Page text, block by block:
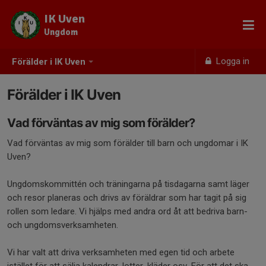
Förälder i IK Uven Logga in
IK Uven
Ungdom
Förälder i IK Uven
Vad förväntas av mig som förälder?
Vad förväntas av mig som förälder till barn och ungdomar i IK
Uven?
Ungdomskommittén och träningarna på tisdagarna samt läger
och resor planeras och drivs av föräldrar som har tagit på sig
rollen som ledare. Vi hjälps med andra ord åt att bedriva barn-
och ungdomsverksamheten.
Vi har valt att driva verksamheten med egen tid och arbete